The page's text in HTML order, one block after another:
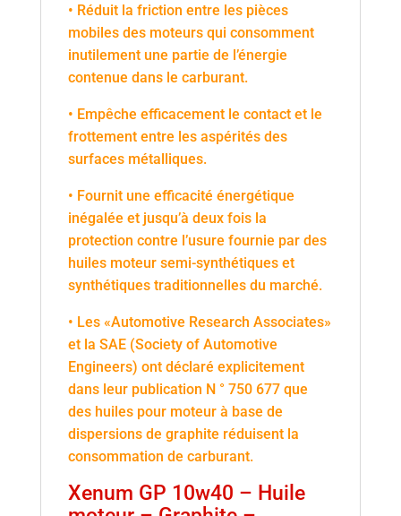
• Réduit la friction entre les pièces
mobiles des moteurs qui consomment
inutilement une partie de l’énergie
contenue dans le carburant.
• Empêche efficacement le contact et le
frottement entre les aspérités des
surfaces métalliques.
• Fournit une efficacité énergétique
inégalée et jusqu’à deux fois la
protection contre l’usure fournie par des
huiles moteur semi-synthétiques et
synthétiques traditionnelles du marché.
• Les «Automotive Research Associates»
et la SAE (Society of Automotive
Engineers) ont déclaré explicitement
dans leur publication N ° 750 677 que
des huiles pour moteur à base de
dispersions de graphite réduisent la
consommation de carburant.
Xenum GP 10w40 – Huile